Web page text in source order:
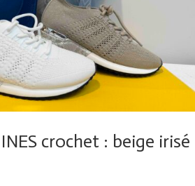
crochet : beige irisé